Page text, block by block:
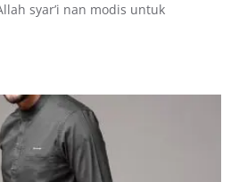
syar’i nan modis untuk